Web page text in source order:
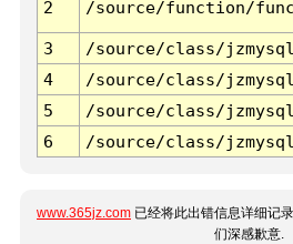
2 /source/function/
3 /source/class/
4
/source/class/
5
/source/class/
6
/source/class/
www.365jz.com 已经将此出错信息详细记
们深感歉意.